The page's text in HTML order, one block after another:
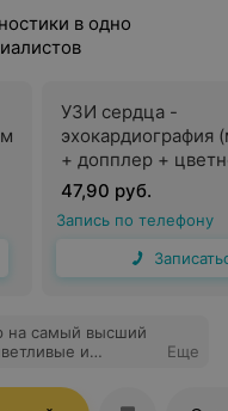
в одно
УЗИ сердца -
эхокардиография
+ допплер +
картирование),
лет
47,90 руб.
Запись по телефону
на самый высший
и
Владимировна,
Еще